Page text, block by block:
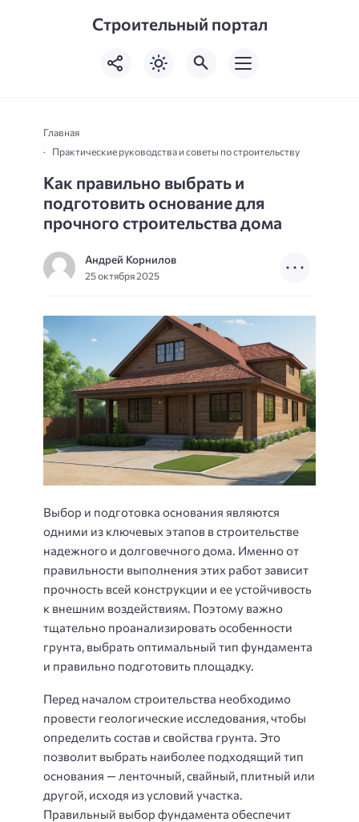
Строительный портал
Главная
Практические руководства и советы по строительству
Как правильно выбрать и
подготовить основание для
прочного строительства дома
Андрей Корнилов
25 октября 2025
Выбор и подготовка основания являются
одними из ключевых этапов в строительстве
надежного и долговечного дома. Именно от
правильности выполнения этих работ зависит
прочность всей конструкции и ее устойчивость
к внешним воздействиям. Поэтому важно
тщательно проанализировать особенности
грунта, выбрать оптимальный тип фундамента
и правильно подготовить площадку.
Перед началом строительства необходимо
провести геологические исследования, чтобы
определить состав и свойства грунта. Это
позволит выбрать наиболее подходящий тип
основания — ленточный, свайный, плитный или
другой, исходя из условий участка.
Правильный выбор фундамента обеспечит